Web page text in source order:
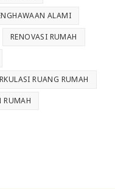
ALAMI
RENOVASI RUMAH
RUANG RUMAH
RUMAH